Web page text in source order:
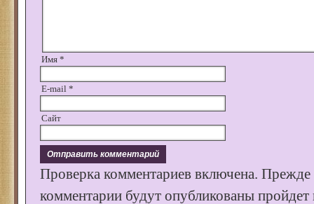
Имя *
E-mail *
Сайт
Проверка комментариев включена.
комментарии будут опубликованы пройдет